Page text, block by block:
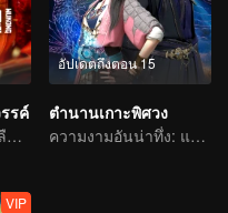
รค์
กรรมในอดีตชาติ กลืนสวรรค์ให้แหลกสลาย
อัปเดตถึงตอน 15
ตำนานเกาะพิศวง
ความงามอันน่าทึ่ง: แฟนตาซีโบราณ 3D
VIP